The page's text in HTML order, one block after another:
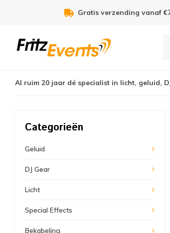
Gratis verzending vanaf
Al ruim 20 jaar dé specialist in licht, geluid,
Categorieën
Geluid
DJ Gear
Licht
Special Effects
Bekabeling